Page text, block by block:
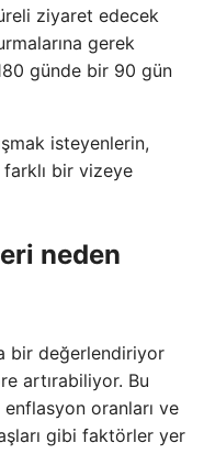
ziyaret edecek
gerek
günde bir 90 gün
isteyenlerin,
bir vizeye
neden
bir değerlendiriyor
artırabiliyor. Bu
oranları ve
gibi faktörler yer